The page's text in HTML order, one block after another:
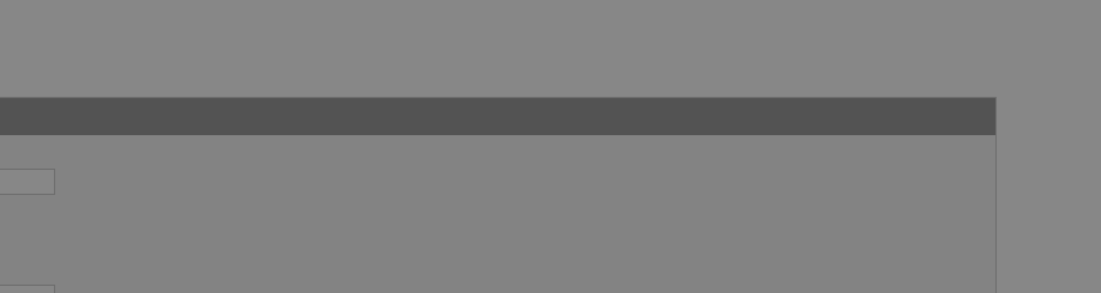
diversa
possibilità, puoi acquistare una taglia diverse per il pezzo di sopra e di sotto del Due Pezzi Etnic.
diversa per il pezzo di sopra o di sotto
dei fianchi devi misurarle nel punto più ampio, che potrebbe anche essere più sotto o più sopra delle tue anche!